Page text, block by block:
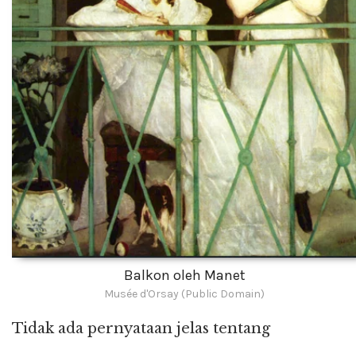
Balkon oleh Manet
Musée d'Orsay (Public Domain)
Tidak ada pernyataan jelas tentang